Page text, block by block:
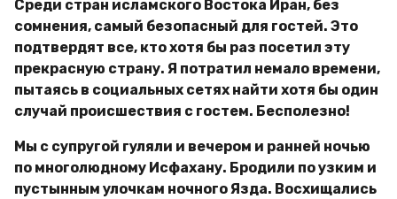
Среди стран исламского Востока Иран, без
сомнения, самый безопасный для гостей. Это
подтвердят все, кто хотя бы раз посетил эту
прекрасную страну. Я потратил немало времени,
пытаясь в социальных сетях найти хотя бы один
случай происшествия с гостем. Бесполезно!
Мы с супругой гуляли и вечером и ранней ночью
по многолюдному Исфахану. Бродили по узким и
пустынным улочкам ночного Язда. Восхищались